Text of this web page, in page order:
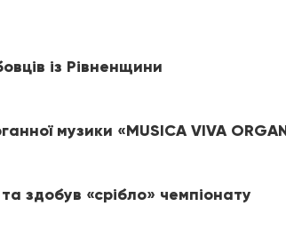
із Рівненщини
музики «MUSICA VIVA
здобув «срібло» чемпіонату